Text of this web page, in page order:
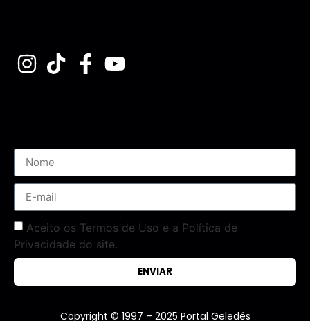
Aceito os Termos de Uso e a Política de
Privacidade do site.
ENVIAR
Copyright © 1997 – 2025 Portal Geledés